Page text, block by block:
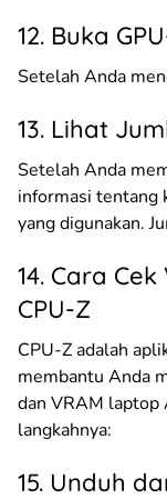
12. Buka
Setelah Anda
13. Lihat
Setelah Anda
informasi tentang
yang digunakan.
14. Cara
CPU-Z
CPU-Z adalah
membantu Anda
dan VRAM laptop
langkahnya:
15. Unduh